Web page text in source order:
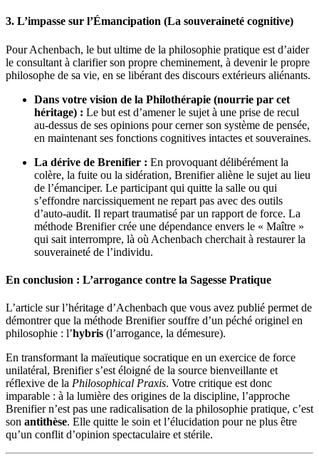
3. L’impasse sur l’Émancipation (La souveraineté cognitive)
Pour Achenbach, le but ultime de la philosophie pratique est d’aider
le consultant à clarifier son propre cheminement, à devenir le propre
philosophe de sa vie, en se libérant des discours extérieurs aliénants.
Dans votre vision de la Philothérapie (nourrie par cet
héritage) : Le but est d’amener le sujet à une prise de recul
au-dessus de ses opinions pour cerner son système de pensée,
en maintenant ses fonctions cognitives intactes et souveraines.
La dérive de Brenifier : En provoquant délibérément la
colère, la fuite ou la sidération, Brenifier aliène le sujet au lieu
de l’émanciper. Le participant qui quitte la salle ou qui
s’effondre narcissiquement ne repart pas avec des outils
d’auto-audit. Il repart traumatisé par un rapport de force. La
méthode Brenifier crée une dépendance envers le « Maître »
qui sait interrompre, là où Achenbach cherchait à restaurer la
souveraineté de l’individu.
En conclusion : L’arrogance contre la Sagesse Pratique
L’article sur l’héritage d’Achenbach que vous avez publié permet de
démontrer que la méthode Brenifier souffre d’un péché originel en
philosophie : l’hybris (l’arrogance, la démesure).
En transformant la maïeutique socratique en un exercice de force
unilatéral, Brenifier s’est éloigné de la source bienveillante et
réflexive de la Philosophical Praxis. Votre critique est donc
imparable : à la lumière des origines de la discipline, l’approche
Brenifier n’est pas une radicalisation de la philosophie pratique, c’est
son antithèse. Elle quitte le soin et l’élucidation pour ne plus être
qu’un conflit d’opinion spectaculaire et stérile.